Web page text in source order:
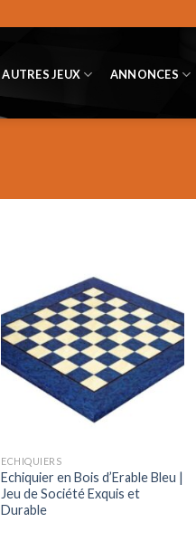
AUTRES JEUX ANNONCES
ECHIQUIERS
Echiquier en Bois d’Erable Bleu |
Jeu de Société Exquis et
Durable